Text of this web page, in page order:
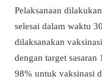
Pelaksanaan
selesai dalam waktu
dilaksanakan
dengan target
98% untuk vaksinasi